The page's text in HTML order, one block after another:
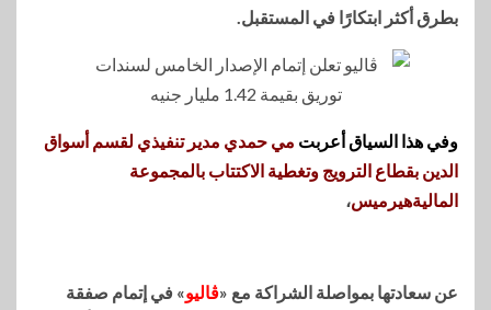
بطرق أكثر ابتكارًا في المستقبل.
وفي هذا السياق أعربت مي حمدي مدير تنفيذي لقسم أسواق
الدين بقطاع الترويج وتغطية الاكتتاب بالمجموعة
الماليةهيرميس،
عن سعادتها بمواصلة الشراكة مع «ڤاليو» في إتمام صفقة